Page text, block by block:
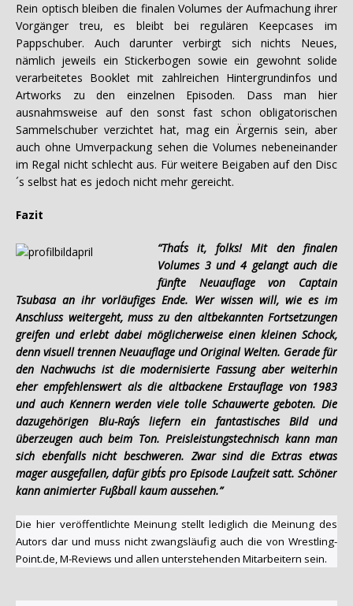
Rein optisch bleiben die finalen Volumes der Aufmachung ihrer
Vorgänger treu, es bleibt bei regulären Keepcases im
Pappschuber. Auch darunter verbirgt sich nichts Neues,
nämlich jeweils ein Stickerbogen sowie ein gewohnt solide
verarbeitetes Booklet mit zahlreichen Hintergrundinfos und
Artworks zu den einzelnen Episoden. Dass man hier
ausnahmsweise auf den sonst fast schon obligatorischen
Sammelschuber verzichtet hat, mag ein Ärgernis sein, aber
auch ohne Umverpackung sehen die Volumes nebeneinander
im Regal nicht schlecht aus. Für weitere Beigaben auf den Disc
´s selbst hat es jedoch nicht mehr gereicht.
Fazit
“That´s it, folks! Mit den finalen
Volumes 3 und 4 gelangt auch die
fünfte Neuauflage von Captain
Tsubasa an ihr vorläufiges Ende. Wer wissen will, wie es im
Anschluss weitergeht, muss zu den altbekannten Fortsetzungen
greifen und erlebt dabei möglicherweise einen kleinen Schock,
denn visuell trennen Neuauflage und Original Welten. Gerade für
den Nachwuchs ist die modernisierte Fassung aber weiterhin
eher empfehlenswert als die altbackene Erstauflage von 1983
und auch Kennern werden viele tolle Schauwerte geboten. Die
dazugehörigen Blu-Ray´s liefern ein fantastisches Bild und
überzeugen auch beim Ton. Preisleistungstechnisch kann man
sich ebenfalls nicht beschweren. Zwar sind die Extras etwas
mager ausgefallen, dafür gibt´s pro Episode Laufzeit satt. Schöner
kann animierter Fußball kaum aussehen.”
Die hier veröffentlichte Meinung stellt lediglich die Meinung des
Autors dar und muss nicht zwangsläufig auch die von Wrestling-
Point.de, M-Reviews und allen unterstehenden Mitarbeitern sein.